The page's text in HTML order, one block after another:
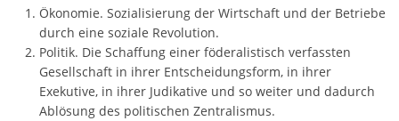
Ökonomie. Sozialisierung der Wirtschaft und der Betriebe
durch eine soziale Revolution.
Politik. Die Schaffung einer föderalistisch verfassten
Gesellschaft in ihrer Entscheidungsform, in ihrer
Exekutive, in ihrer Judikative und so weiter und dadurch
Ablösung des politischen Zentralismus.